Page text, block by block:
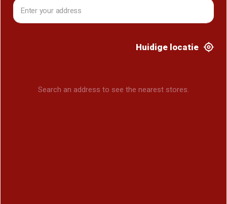
Huidige locatie
Search an address to see the nearest stores.